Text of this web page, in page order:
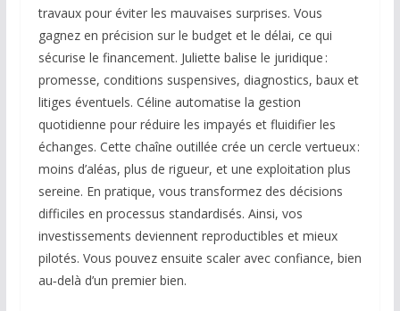
travaux pour éviter les mauvaises surprises. Vous
gagnez en précision sur le budget et le délai, ce qui
sécurise le financement. Juliette balise le juridique :
promesse, conditions suspensives, diagnostics, baux et
litiges éventuels. Céline automatise la gestion
quotidienne pour réduire les impayés et fluidifier les
échanges. Cette chaîne outillée crée un cercle vertueux :
moins d’aléas, plus de rigueur, et une exploitation plus
sereine. En pratique, vous transformez des décisions
difficiles en processus standardisés. Ainsi, vos
investissements deviennent reproductibles et mieux
pilotés. Vous pouvez ensuite scaler avec confiance, bien
au‑delà d’un premier bien.